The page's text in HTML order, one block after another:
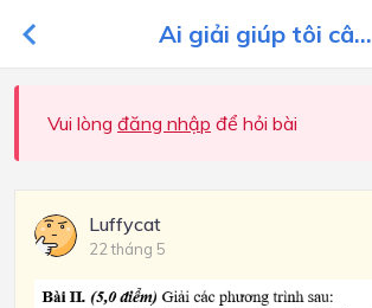
Ai giải giúp tôi câ...
Vui lòng đăng nhập để hỏi bài
Luffycat
22 tháng 5